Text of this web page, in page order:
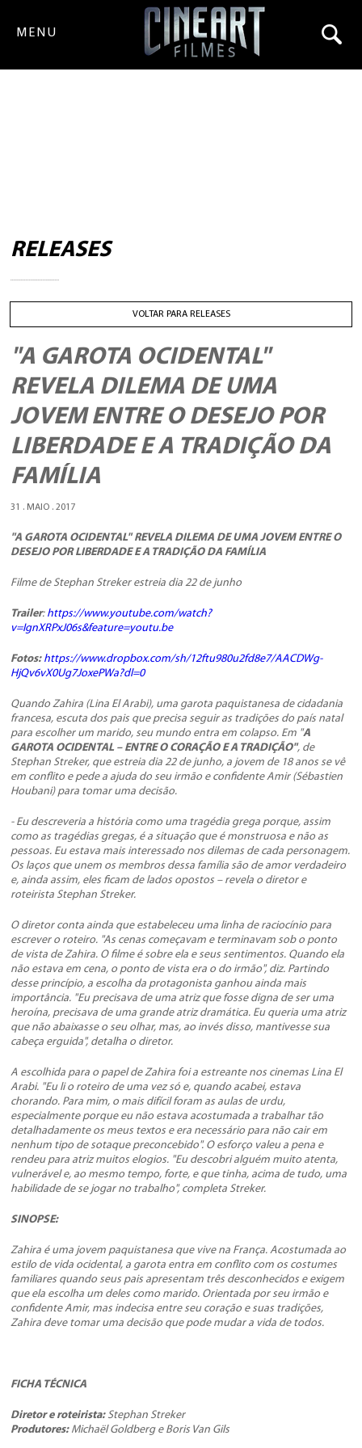
MENU
RELEASES
VOLTAR PARA RELEASES
"A GAROTA OCIDENTAL"
REVELA DILEMA DE UMA
JOVEM ENTRE O DESEJO POR
LIBERDADE E A TRADIÇÃO DA
FAMÍLIA
31 . MAIO . 2017
"A GAROTA OCIDENTAL" REVELA DILEMA DE UMA JOVEM ENTRE O
DESEJO POR LIBERDADE E A TRADIÇÃO DA FAMÍLIA
Filme de Stephan Streker estreia dia 22 de junho
Trailer: https://www.youtube.com/watch?
v=IgnXRPxJ06s&feature=youtu.be
Fotos: https://www.dropbox.com/sh/12ftu980u2fd8e7/AACDWg-
HjQv6vX0Ug7JoxePWa?dl=0
Quando Zahira (Lina El Arabi), uma garota paquistanesa de cidadania
francesa, escuta dos pais que precisa seguir as tradições do país natal
para escolher um marido, seu mundo entra em colapso. Em "A
GAROTA OCIDENTAL – ENTRE O CORAÇÃO E A TRADIÇÃO", de
Stephan Streker, que estreia dia 22 de junho, a jovem de 18 anos se vê
em conflito e pede a ajuda do seu irmão e confidente Amir (Sébastien
Houbani) para tomar uma decisão.
- Eu descreveria a história como uma tragédia grega porque, assim
como as tragédias gregas, é a situação que é monstruosa e não as
pessoas. Eu estava mais interessado nos dilemas de cada personagem.
Os laços que unem os membros dessa família são de amor verdadeiro
e, ainda assim, eles ficam de lados opostos – revela o diretor e
roteirista Stephan Streker.
O diretor conta ainda que estabeleceu uma linha de raciocínio para
escrever o roteiro. "As cenas começavam e terminavam sob o ponto
de vista de Zahira. O filme é sobre ela e seus sentimentos. Quando ela
não estava em cena, o ponto de vista era o do irmão", diz. Partindo
desse princípio, a escolha da protagonista ganhou ainda mais
importância. "Eu precisava de uma atriz que fosse digna de ser uma
heroína, precisava de uma grande atriz dramática. Eu queria uma atriz
que não abaixasse o seu olhar, mas, ao invés disso, mantivesse sua
cabeça erguida", detalha o diretor.
A escolhida para o papel de Zahira foi a estreante nos cinemas Lina El
Arabi. "Eu li o roteiro de uma vez só e, quando acabei, estava
chorando. Para mim, o mais difícil foram as aulas de urdu,
especialmente porque eu não estava acostumada a trabalhar tão
detalhadamente os meus textos e era necessário para não cair em
nenhum tipo de sotaque preconcebido". O esforço valeu a pena e
rendeu para atriz muitos elogios. "Eu descobri alguém muito atenta,
vulnerável e, ao mesmo tempo, forte, e que tinha, acima de tudo, uma
habilidade de se jogar no trabalho", completa Streker.
SINOPSE:
Zahira é uma jovem paquistanesa que vive na França. Acostumada ao
estilo de vida ocidental, a garota entra em conflito com os costumes
familiares quando seus pais apresentam três desconhecidos e exigem
que ela escolha um deles como marido. Orientada por seu irmão e
confidente Amir, mas indecisa entre seu coração e suas tradições,
Zahira deve tomar uma decisão que pode mudar a vida de todos.
FICHA TÉCNICA
Diretor e roteirista: Stephan Streker
Produtores: Michaël Goldberg e Boris Van Gils